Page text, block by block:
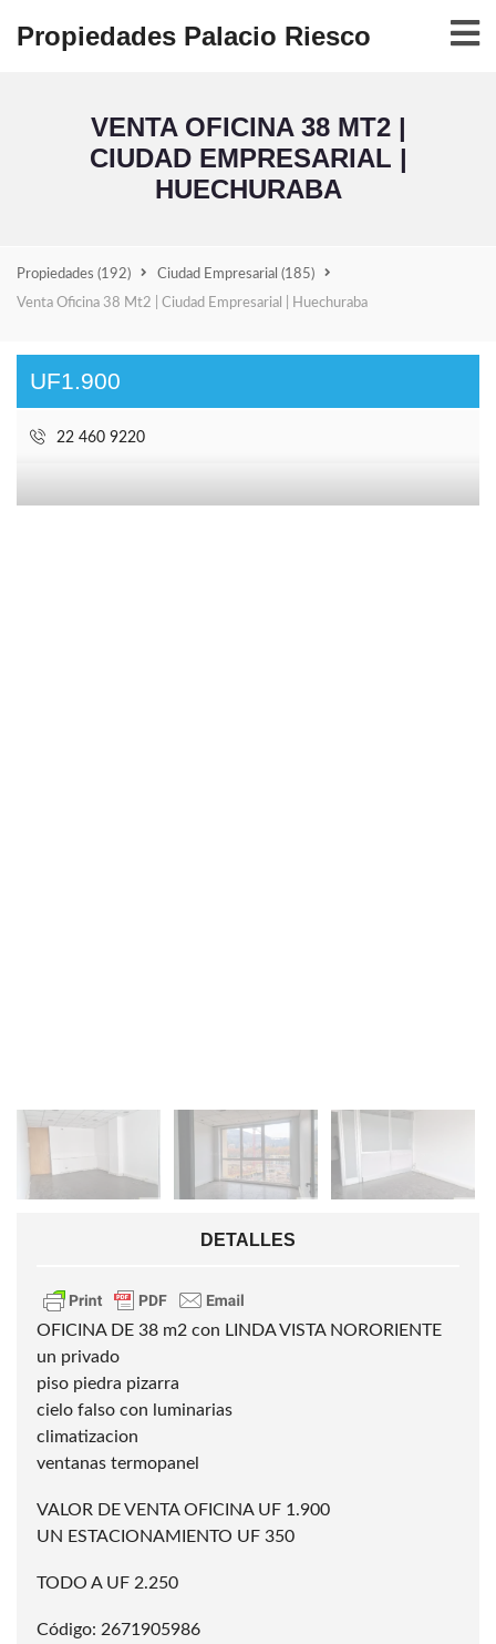
Propiedades Palacio Riesco
VENTA OFICINA 38 MT2 |
CIUDAD EMPRESARIAL |
HUECHURABA
Propiedades (192) Ciudad Empresarial (185)
Venta Oficina 38 Mt2 | Ciudad Empresarial | Huechuraba
UF1.900
22 460 9220
DETALLES
OFICINA DE 38 m2 con LINDA VISTA NORORIENTE
un privado
piso piedra pizarra
cielo falso con luminarias
climatizacion
ventanas termopanel
VALOR DE VENTA OFICINA UF 1.900
UN ESTACIONAMIENTO UF 350
TODO A UF 2.250
Código: 2671905986